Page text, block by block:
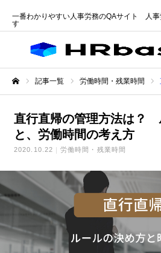
一番わかりやすい人事労務のQAサイト 人事
す
記事一覧 労働時間・残業時間
直行直帰の管理方法は？
と、労働時間の考え方
2020.10.22 労働時間・残業時間